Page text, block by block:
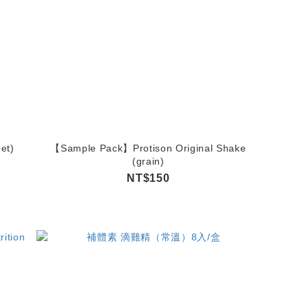
【Sample Pack】Protison Original Shake
(grain)
NT$150